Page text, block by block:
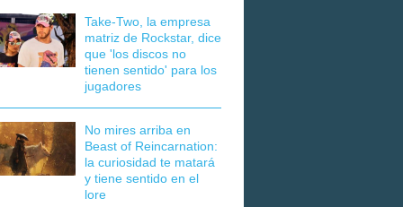
Take-Two, la empresa
matriz de Rockstar, dice
que 'los discos no
tienen sentido' para los
jugadores
No mires arriba en
Beast of Reincarnation:
la curiosidad te matará
y tiene sentido en el
lore